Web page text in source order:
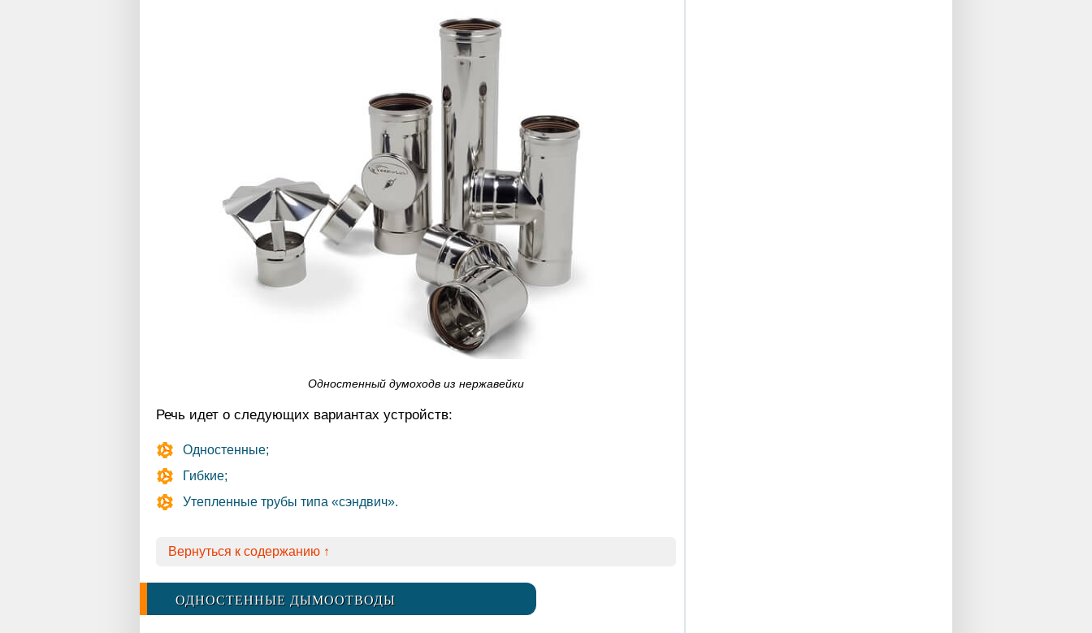
Одностенный думоходв из нержавейки
Речь идет о следующих вариантах устройств:
Одностенные;
Гибкие;
Утепленные трубы типа «сэндвич».
Вернуться к содержанию ↑
ОДНОСТЕННЫЕ ДЫМООТВОДЫ